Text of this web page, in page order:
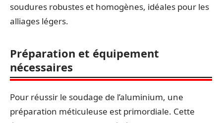
soudures robustes et homogènes, idéales pour les
alliages légers.
Préparation et équipement
nécessaires
Pour réussir le soudage de l’aluminium, une
préparation méticuleuse est primordiale. Cette